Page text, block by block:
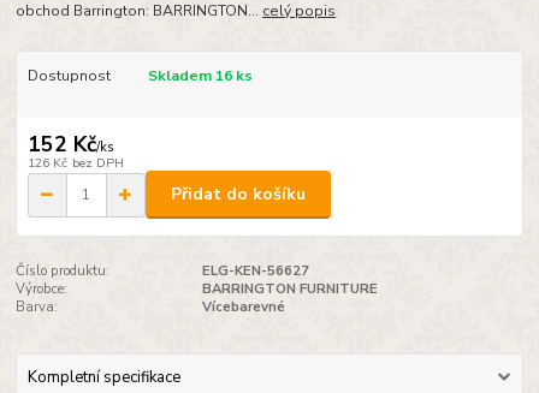
obchod Barrington: BARRINGTON... celý popis
Dostupnost Skladem 16 ks
152 Kč/ks
126 Kč bez DPH
Přidat do košíku
Číslo produktu:
ELG-KEN-56627
Výrobce:
BARRINGTON FURNITURE
Barva:
Vícebarevné
Kompletní specifikace